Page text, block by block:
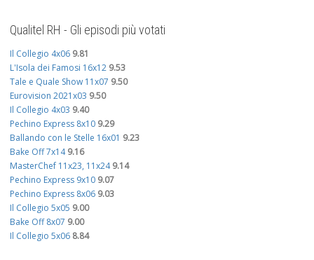
Qualitel RH - Gli episodi più votati
Il Collegio 4x06 9.81
L'Isola dei Famosi 16x12 9.53
Tale e Quale Show 11x07 9.50
Eurovision 2021x03 9.50
Il Collegio 4x03 9.40
Pechino Express 8x10 9.29
Ballando con le Stelle 16x01 9.23
Bake Off 7x14 9.16
MasterChef 11x23, 11x24 9.14
Pechino Express 9x10 9.07
Pechino Express 8x06 9.03
Il Collegio 5x05 9.00
Bake Off 8x07 9.00
Il Collegio 5x06 8.84